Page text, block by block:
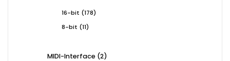
16-bit 178178
8-bit
1111
MIDI-Interface 22